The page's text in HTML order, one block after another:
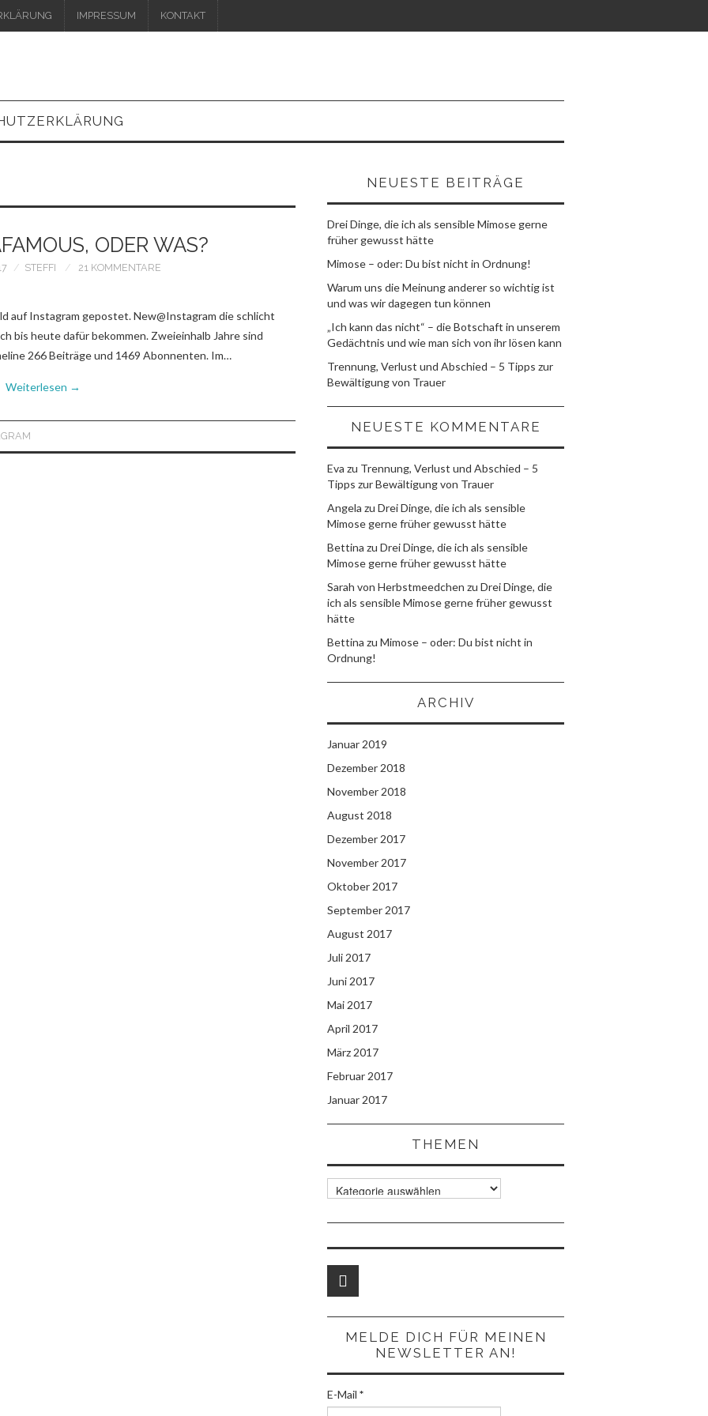
IMPRESSUM KONTAKT
ODER WAS?
STEFFI 21 KOMMENTARE
auf Instagram gepostet. New@Instagram die schlicht
bis heute dafür bekommen. Zweieinhalb Jahre sind
266 Beiträge und 1469 Abonnenten. Im…
Weiterlesen →
NEUESTE BEITRÄGE
Drei Dinge, die ich als sensible Mimose gerne
früher gewusst hätte
Mimose – oder: Du bist nicht in Ordnung!
Warum uns die Meinung anderer so wichtig ist
und was wir dagegen tun können
„Ich kann das nicht“ – die Botschaft in unserem
Gedächtnis und wie man sich von ihr lösen kann
Trennung, Verlust und Abschied – 5 Tipps zur
Bewältigung von Trauer
NEUESTE KOMMENTARE
Eva zu Trennung, Verlust und Abschied – 5
Tipps zur Bewältigung von Trauer
Angela zu Drei Dinge, die ich als sensible
Mimose gerne früher gewusst hätte
Bettina zu Drei Dinge, die ich als sensible
Mimose gerne früher gewusst hätte
Sarah von Herbstmeedchen zu Drei Dinge, die
ich als sensible Mimose gerne früher gewusst
hätte
Bettina zu Mimose – oder: Du bist nicht in
Ordnung!
ARCHIV
Januar 2019
Dezember 2018
November 2018
August 2018
Dezember 2017
November 2017
Oktober 2017
September 2017
August 2017
Juli 2017
Juni 2017
Mai 2017
April 2017
März 2017
Februar 2017
Januar 2017
THEMEN
Themen
MELDE DICH FÜR MEINEN
NEWSLETTER AN!
E-Mail *